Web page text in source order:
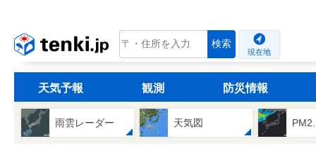
tenki.jp 検索
現在地
天気予報 観測 防災情報
雨雲レーダー 天気図